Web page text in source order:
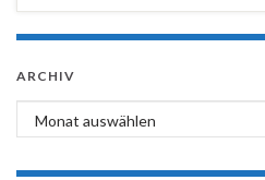
ARCHIV
Archiv